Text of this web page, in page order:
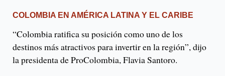
COLOMBIA EN AMÉRICA LATINA Y EL CARIBE
“Colombia ratifica su posición como uno de los
destinos más atractivos para invertir en la región”, dijo
la presidenta de ProColombia, Flavia Santoro.